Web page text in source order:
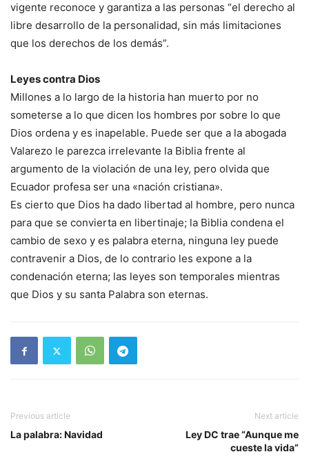
vigente reconoce y garantiza a las personas “el derecho al
libre desarrollo de la personalidad, sin más limitaciones
que los derechos de los demás”.
Leyes contra Dios
Millones a lo largo de la historia han muerto por no
someterse a lo que dicen los hombres por sobre lo que
Dios ordena y es inapelable. Puede ser que a la abogada
Valarezo le parezca irrelevante la Biblia frente al
argumento de la violación de una ley, pero olvida que
Ecuador profesa ser una «nación cristiana».
Es cierto que Dios ha dado libertad al hombre, pero nunca
para que se convierta en libertinaje; la Biblia condena el
cambio de sexo y es palabra eterna, ninguna ley puede
contravenir a Dios, de lo contrario les expone a la
condenación eterna; las leyes son temporales mientras
que Dios y su santa Palabra son eternas.
Previous article
La palabra: Navidad
Next article
Ley DC trae “Aunque me
cueste la vida”